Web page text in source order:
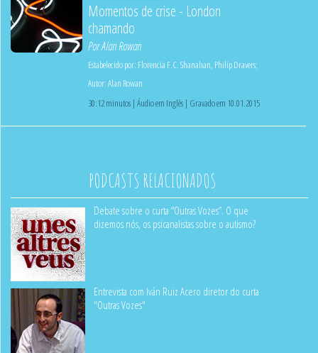
Momentos de crise - London
chamando
PorAlan Rowan
Estabelecido por: Florencia F.C. Shanahan Philip Dravers;
Autor:Alan Rowan
30:12 minutos | Áudio em Inglês | Gravado em 10.01.2015
PODCASTS RELACIONADOS
Debate sobre o curta “Outras Vozes”. O que
dizemos nós, os psicanalistas sobre o autismo?
Entrevista com Iván Ruiz Acero diretor do curta
"Outras Vozes"